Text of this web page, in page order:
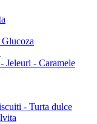
Jeleuri - Caramele
- Turta dulce